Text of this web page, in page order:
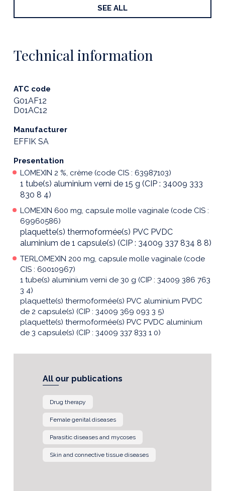
SEE ALL
Technical information
ATC code
G01AF12
D01AC12
Manufacturer
EFFIK SA
Presentation
LOMEXIN 2 %, crème (code CIS : 63987103)
1 tube(s) aluminium verni de 15 g (CIP : 34009 333
830 8 4)
LOMEXIN 600 mg, capsule molle vaginale (code CIS :
69960586)
plaquette(s) thermoformée(s) PVC PVDC
aluminium de 1 capsule(s) (CIP : 34009 337 834 8 8)
TERLOMEXIN 200 mg, capsule molle vaginale (code
CIS : 60010967)
1 tube(s) aluminium verni de 30 g (CIP : 34009 386 763
3 4)
plaquette(s) thermoformée(s) PVC aluminium PVDC
de 2 capsule(s) (CIP : 34009 369 093 3 5)
plaquette(s) thermoformée(s) PVC PVDC aluminium
de 3 capsule(s) (CIP : 34009 337 833 1 0)
All our publications
Drug therapy
Female genital diseases
Parasitic diseases and mycoses
Skin and connective tissue diseases